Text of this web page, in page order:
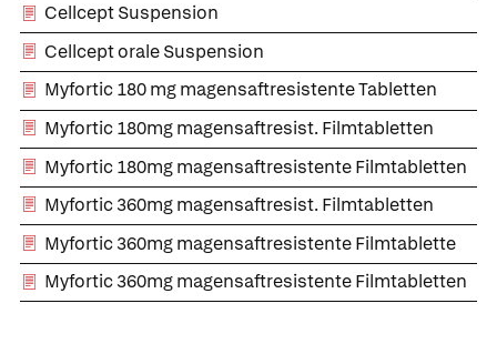
Cellcept Suspension
Cellcept orale Suspension
Myfortic 180 mg magensaftresistente Tabletten
Myfortic 180mg magensaftresist. Filmtabletten
Myfortic 180mg magensaftresistente Filmtabletten
Myfortic 360mg magensaftresist. Filmtabletten
Myfortic 360mg magensaftresistente Filmtablette
Myfortic 360mg magensaftresistente Filmtabletten